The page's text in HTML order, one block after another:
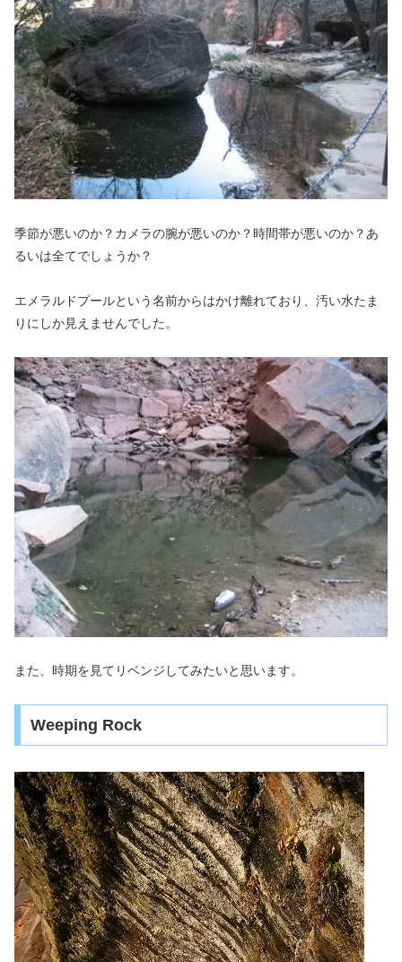
季節が悪いのか？カメラの腕が悪いのか？時間帯が悪いのか？あ
るいは全てでしょうか？
エメラルドプールという名前からはかけ離れており、汚い水たま
りにしか見えませんでした。
また、時期を見てリベンジしてみたいと思います。
Weeping Rock